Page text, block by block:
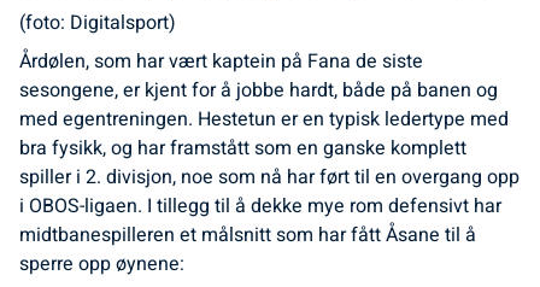
(foto: Digitalsport)
Årdølen, som har vært kaptein på Fana de siste
sesongene, er kjent for å jobbe hardt, både på banen og
med egentreningen. Hestetun er en typisk ledertype med
bra fysikk, og har framstått som en ganske komplett
spiller i 2. divisjon, noe som nå har ført til en overgang opp
i OBOS-ligaen. I tillegg til å dekke mye rom defensivt har
midtbanespilleren et målsnitt som har fått Åsane til å
sperre opp øynene: